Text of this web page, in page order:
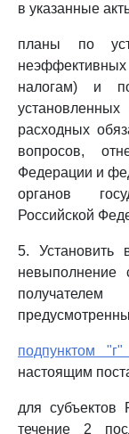
в указанные
планы по
налогам) и
расходных
вопросов,
Федерации и
органов
Российской
5. Установить
невыполнение
подпунктом
настоящим
для субъектов
течение 2